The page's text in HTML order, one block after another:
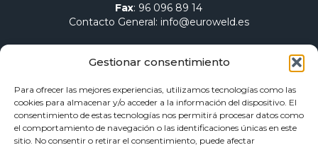
Gestionar consentimiento
Para ofrecer las mejores experiencias, utilizamos tecnologías como las
cookies para almacenar y/o acceder a la información del dispositivo. El
consentimiento de estas tecnologías nos permitirá procesar datos como
el comportamiento de navegación o las identificaciones únicas en este
sitio. No consentir o retirar el consentimiento, puede afectar
Quiénes somos
Equipos de soldadura
Electrodos para soldadura
Fax: 96 096 89 14
Contacto General: info@euroweld.es